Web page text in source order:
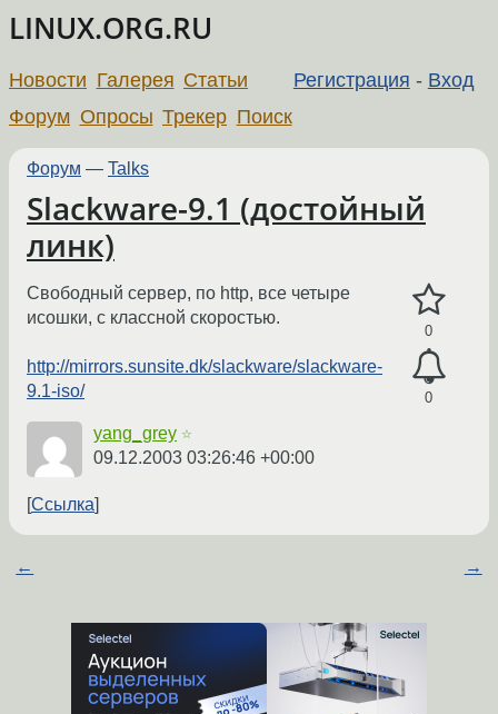
LINUX.ORG.RU
Регистрация - Вход
Новости Галерея Статьи
Форум Опросы Трекер Поиск
Форум — Talks
Slackware-9.1 (достойный
линк)
0
0
Свободный сервер, по http, все четыре
исошки, с классной скоростью.
http://mirrors.sunsite.dk/slackware/slackware-
9.1-iso/
yang_grey ☆
09.12.2003 03:26:46 +00:00
Ссылка
← →